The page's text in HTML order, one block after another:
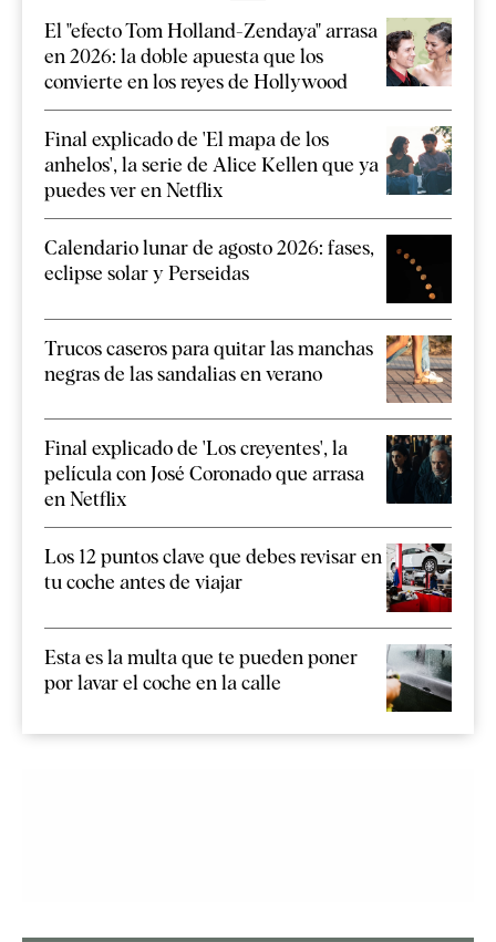
El "efecto Tom Holland-Zendaya" arrasa
en 2026: la doble apuesta que los
convierte en los reyes de Hollywood
Final explicado de 'El mapa de los
anhelos', la serie de Alice Kellen que ya
puedes ver en Netflix
Calendario lunar de agosto 2026: fases,
eclipse solar y Perseidas
Trucos caseros para quitar las manchas
negras de las sandalias en verano
Final explicado de 'Los creyentes', la
película con José Coronado que arrasa
en Netflix
Los 12 puntos clave que debes revisar en
tu coche antes de viajar
Esta es la multa que te pueden poner
por lavar el coche en la calle